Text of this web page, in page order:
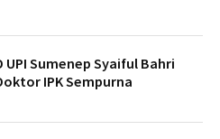
UPI Sumenep Syaiful Bahri
IPK Sempurna